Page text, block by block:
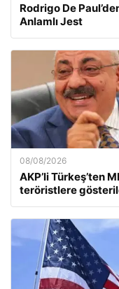
Rodrigo De
Anlamlı Jest
08/08/2026
AKP’li Türkeş’ten
teröristlere